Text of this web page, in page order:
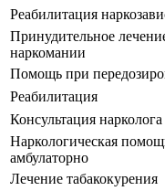
Реабилитация
Принудительное
наркомании
Помощь при
Реабилитация
Консультация нарколога
Наркологическая
амбулаторно
Лечение табакокурения